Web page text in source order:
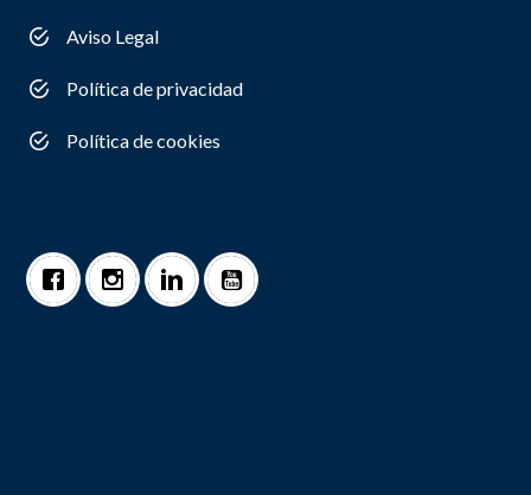
Aviso Legal
Política de privacidad
Política de cookies